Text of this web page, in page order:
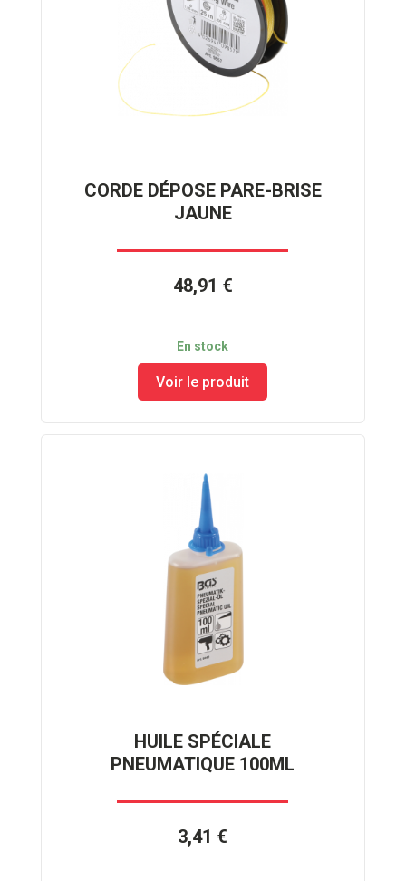
CORDE DÉPOSE PARE-BRISE
JAUNE
48,91 €
En stock
Voir le produit
HUILE SPÉCIALE
PNEUMATIQUE 100ML
3,41 €